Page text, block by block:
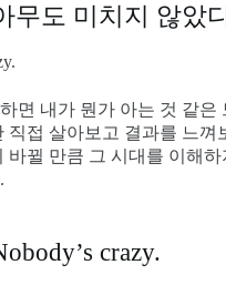
무도 미치지 않았
면 내가 뭔가 아는 것 같은
직접 살아보고 결과를 느껴
바뀔 만큼 그 시대를 이해하
crazy.